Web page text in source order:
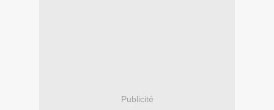
Publicité